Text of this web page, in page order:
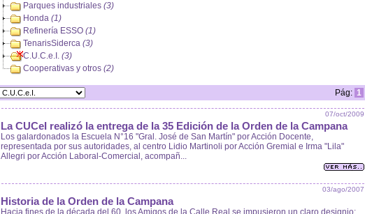
Parques industriales (3)
Honda (1)
Refinería ESSO (1)
TenarisSiderca (3)
C.U.C.e.I. (3)
Cooperativas y otros (2)
Pág: 1
07/oct/2009
La CUCeI realizó la entrega de la 35 Edición de la Orden de la Campana
Los galardonados la Escuela N°16 "Gral. José de San Martín" por Acción Docente,
representada por sus autoridades, al centro Lidio Martinoli por Acción Gremial e Irma "Lila"
Allegri por Acción Laboral-Comercial, acompañ...
03/ago/2007
Historia de la Orden de la Campana
Hacia fines de la década del 60, los Amigos de la Calle Real se impusieron un claro designio: